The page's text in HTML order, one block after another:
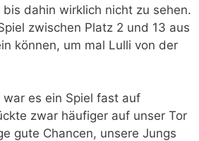
dahin wirklich nicht zu sehen.
zwischen Platz 2 und 13 aus
können, um mal Lulli von der
war es ein Spiel fast auf
zwar häufiger auf unser Tor
gute Chancen, unsere Jungs